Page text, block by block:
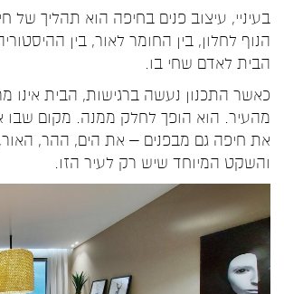
בעיניי, עיצוב פנים בחיפה הוא תהליך של
הנוף לחלון, בין החומר לאור, בין
הבית לאדם שחי בו.
כאשר התכנון נעשה ברגישות, הבית אינו
מהעיר. הוא הופך לחלק ממנה. מקום שבו
את חיפה גם מבפנים – את הים, ההר,
והשקט המיוחד שיש רק לעיר הזו.